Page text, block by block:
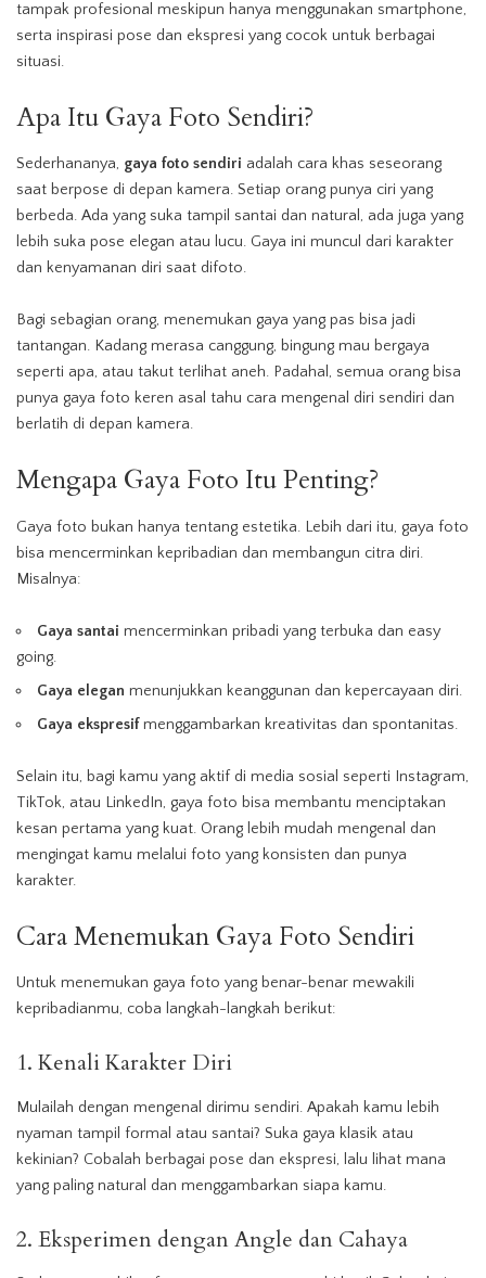
tampak profesional meskipun hanya menggunakan smartphone,
serta inspirasi pose dan ekspresi yang cocok untuk berbagai
situasi.
Apa Itu Gaya Foto Sendiri?
Sederhananya, gaya foto sendiri adalah cara khas seseorang
saat berpose di depan kamera. Setiap orang punya ciri yang
berbeda. Ada yang suka tampil santai dan natural, ada juga yang
lebih suka pose elegan atau lucu. Gaya ini muncul dari karakter
dan kenyamanan diri saat difoto.
Bagi sebagian orang, menemukan gaya yang pas bisa jadi
tantangan. Kadang merasa canggung, bingung mau bergaya
seperti apa, atau takut terlihat aneh. Padahal, semua orang bisa
punya gaya foto keren asal tahu cara mengenal diri sendiri dan
berlatih di depan kamera.
Mengapa Gaya Foto Itu Penting?
Gaya foto bukan hanya tentang estetika. Lebih dari itu, gaya foto
bisa mencerminkan kepribadian dan membangun citra diri.
Misalnya:
Gaya santai mencerminkan pribadi yang terbuka dan easy
going.
Gaya elegan menunjukkan keanggunan dan kepercayaan diri.
Gaya ekspresifmenggambarkan kreativitas dan spontanitas.
Selain itu, bagi kamu yang aktif di media sosial seperti Instagram,
TikTok, atau LinkedIn, gaya foto bisa membantu menciptakan
kesan pertama yang kuat. Orang lebih mudah mengenal dan
mengingat kamu melalui foto yang konsisten dan punya
karakter.
Cara Menemukan Gaya Foto Sendiri
Untuk menemukan gaya foto yang benar-benar mewakili
kepribadianmu, coba langkah-langkah berikut:
1. Kenali Karakter Diri
Mulailah dengan mengenal dirimu sendiri. Apakah kamu lebih
nyaman tampil formal atau santai? Suka gaya klasik atau
kekinian? Cobalah berbagai pose dan ekspresi, lalu lihat mana
yang paling natural dan menggambarkan siapa kamu.
2. Eksperimen dengan Angle dan Cahaya